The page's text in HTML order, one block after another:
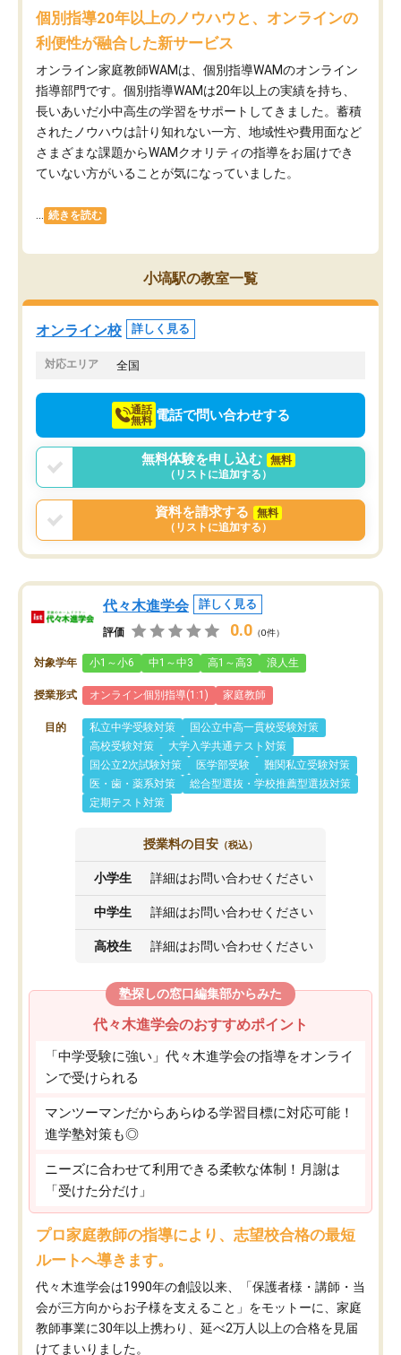
個別指導20年以上のノウハウと、オンラインの
利便性が融合した新サービス
オンライン家庭教師WAMは、個別指導WAMのオンライン
指導部門です。個別指導WAMは20年以上の実績を持ち、
長いあいだ小中高生の学習をサポートしてきました。蓄積
されたノウハウは計り知れない一方、地域性や費用面など
さまざまな課題からWAMクオリティの指導をお届けでき
ていない方がいることが気になっていました。
続きを読む
小塙駅の教室一覧
オンライン校 詳しく見る
対応エリア 全国
通話
無料 電話で問い合わせする
無料体験を申し込む
無料
（リストに追加する）
資料を請求する
無料
（リストに追加する）
代々木進学会 詳しく見る
評価 0.0 （0件）
対象学年 小1～小6 中1～中3 高1～高3 浪人生
授業形式 オンライン個別指導(1:1) 家庭教師
目的 私立中学受験対策
国公立中高一貫校受験対策
高校受験対策
大学入学共通テスト対策
国公立2次試験対策
医学部受験
難関私立受験対策
医・歯・薬系対策
総合型選抜・学校推薦型選抜対策
定期テスト対策
授業料の目安 （税込）
小学生 詳細はお問い合わせください
中学生 詳細はお問い合わせください
高校生 詳細はお問い合わせください
塾探しの窓口編集部からみた
代々木進学会のおすすめポイント
「中学受験に強い」代々木進学会の指導をオンライ
ンで受けられる
マンツーマンだからあらゆる学習目標に対応可能！
進学塾対策も◎
ニーズに合わせて利用できる柔軟な体制！月謝は
「受けた分だけ」
プロ家庭教師の指導により、志望校合格の最短
ルートへ導きます。
代々木進学会は1990年の創設以来、「保護者様・講師・当
会が三方向からお子様を支えること」をモットーに、家庭
教師事業に30年以上携わり、延べ2万人以上の合格を見届
けてまいりました。